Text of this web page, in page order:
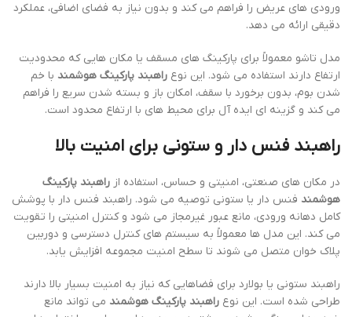
ورودی های عریض را فراهم می کند و بدون نیاز به فضای اضافی، عملکرد
دقیقی ارائه می دهد.
مدل تاشو معمولاً برای پارکینگ های مسقف یا مکان هایی که محدودیت
ارتفاع دارند استفاده می شود. این نوع راهبند پارکینگ هوشمند با خم
شدن بوم، بدون برخورد با سقف، امکان باز و بسته شدن سریع را فراهم
می کند و گزینه ای ایده آل برای محیط های با ارتفاع محدود است.
راهبند فنس دار و ستونی برای امنیت بالا
در مکان های صنعتی، امنیتی و حساس، استفاده از راهبند پارکینگ
هوشمند فنس دار یا ستونی توصیه می شود. راهبند فنس دار با پوشش
کامل دهانه ورودی، مانع عبور غیرمجاز می شود و کنترل امنیتی را تقویت
می کند. این مدل ها معمولاً به سیستم های کنترل دسترسی و دوربین
پلاک خوان متصل می شوند تا سطح امنیت مجموعه افزایش یابد.
راهبند ستونی یا بولارد برای فضاهایی که نیاز به امنیت بسیار بالا دارند
طراحی شده است. این نوع راهبند پارکینگ هوشمند می تواند مانع